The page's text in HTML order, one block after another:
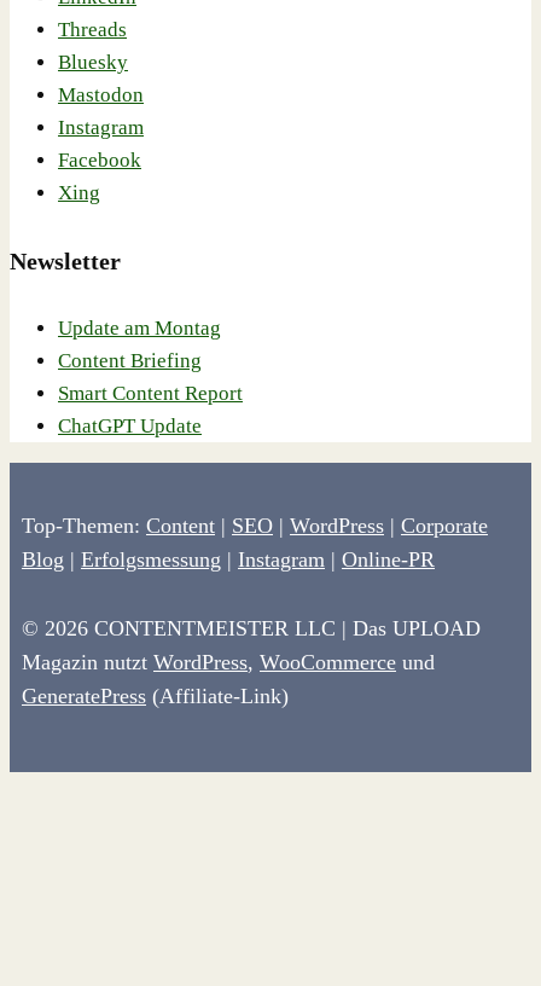
Threads
Bluesky
Mastodon
Instagram
Facebook
Xing
Newsletter
Update am Montag
Content Briefing
Smart Content Report
ChatGPT Update
Top-Themen: Content | SEO | WordPress | Corporate
Blog | Erfolgsmessung | Instagram | Online-PR
© 2026 CONTENTMEISTER LLC | Das UPLOAD
Magazin nutzt WordPress, WooCommerce und
GeneratePress (Affiliate-Link)